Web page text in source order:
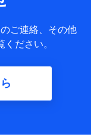
さまの識別子、
用に関する情
利用履歴などが
ご連絡、その他
ださい。